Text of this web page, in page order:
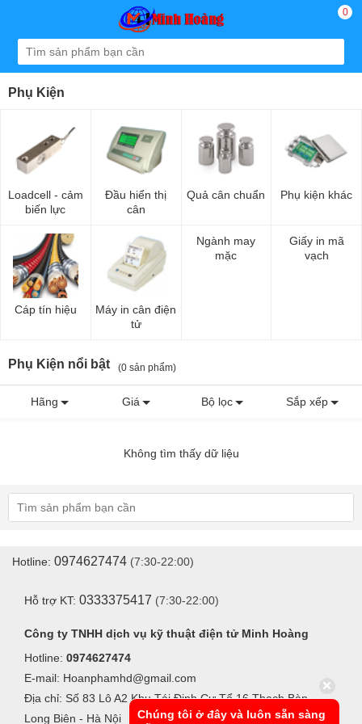
0
Phụ Kiện
Loadcell - cảm
biến lực
Đầu hiển thị
cân
Quả cân chuẩn Phụ kiện khác
Cáp tín hiệu
Máy in cân điện
tử
Ngành may
mặc
Giấy in mã
vạch
Phụ Kiện nổi bật (0 sản phẩm)
Hãng Giá Bộ lọc Sắp xếp
Không tìm thấy dữ liệu
Hotline: 0974627474 (7:30-22:00)
Hỗ trợ KT: 0333375417 (7:30-22:00)
Công ty TNHH dịch vụ kỹ thuật điện tử Minh Hoàng
Hotline: 0974627474
E-mail: Hoanphamhd@gmail.com
Địa chỉ: Số 83 Lô A2 Khu Tái Định Cư Tổ 16 Thạch Bàn -
Long Biên - Hà Nội
Chúng tôi ở đây và luôn sẵn sàng